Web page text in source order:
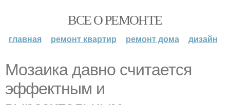
ВСЕ О РЕМОНТЕ
главная ремонт квартир ремонт дома дизайн
Мозаика давно считается
эффектным и